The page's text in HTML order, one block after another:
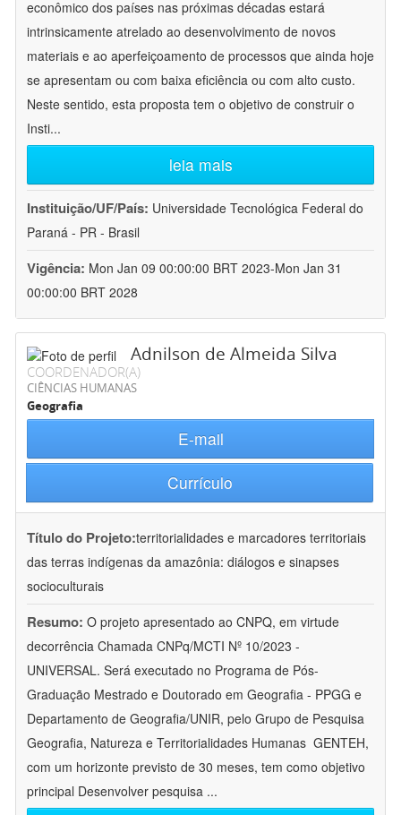
econômico dos países nas próximas décadas estará
intrinsicamente atrelado ao desenvolvimento de novos
materiais e ao aperfeiçoamento de processos que ainda hoje
se apresentam ou com baixa eficiência ou com alto custo.
Neste sentido, esta proposta tem o objetivo de construir o
Insti...
leia mais
Instituição/UF/País: Universidade Tecnológica Federal do
Paraná - PR - Brasil
Vigência: Mon Jan 09 00:00:00 BRT 2023-Mon Jan 31
00:00:00 BRT 2028
Adnilson de Almeida Silva
COORDENADOR(A)
CIÊNCIAS HUMANAS
Geografia
E-mail
Currículo
Título do Projeto:territorialidades e marcadores territoriais
das terras indígenas da amazônia: diálogos e sinapses
socioculturais
Resumo: O projeto apresentado ao CNPQ, em virtude
decorrência Chamada CNPq/MCTI Nº 10/2023 -
UNIVERSAL. Será executado no Programa de Pós-
Graduação Mestrado e Doutorado em Geografia - PPGG e
Departamento de Geografia/UNIR, pelo Grupo de Pesquisa
Geografia, Natureza e Territorialidades Humanas  GENTEH,
com um horizonte previsto de 30 meses, tem como objetivo
principal Desenvolver pesquisa ...